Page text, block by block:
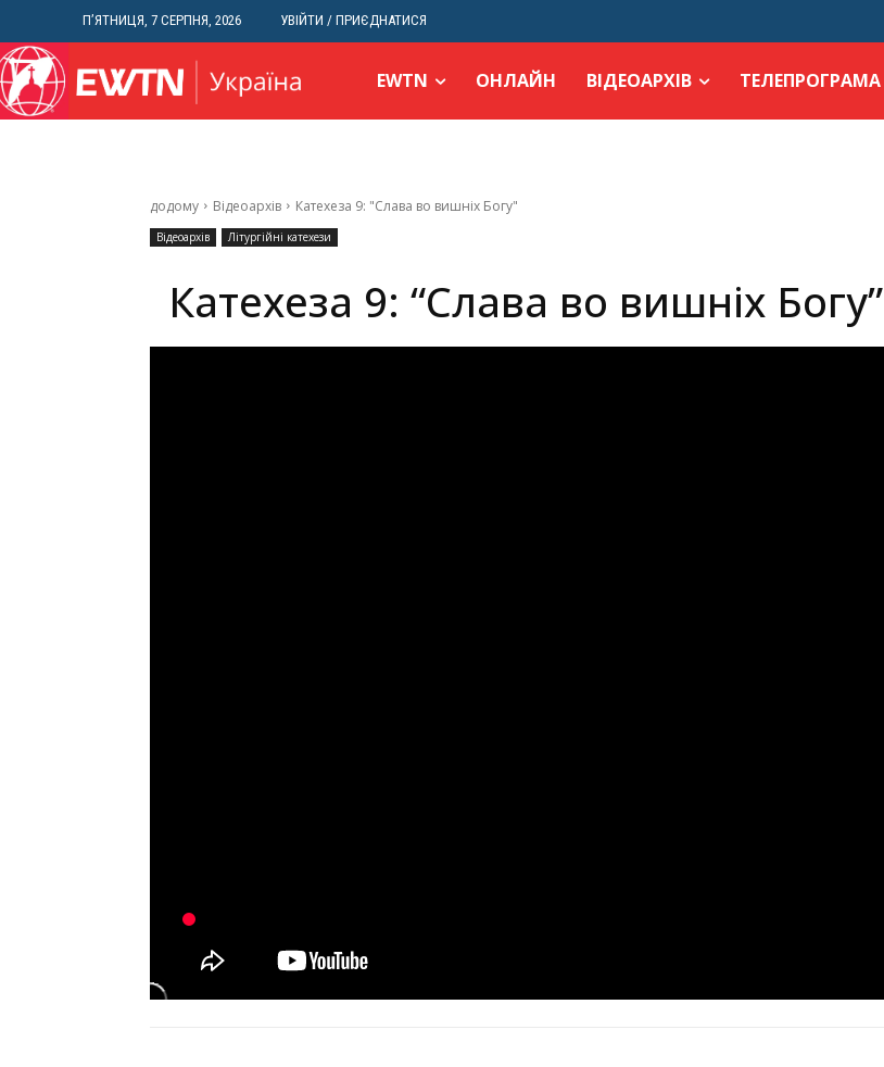
П’ЯТНИЦЯ, 7 СЕРПНЯ, 2026 УВІЙТИ / ПРИЄДНАТИСЯ
EWTN ОНЛАЙН ВІДЕОАРХІВ ТЕЛЕПРОГРАМА
додому Відеоархів Катехеза 9: "Слава во вишніх Богу"
Відеоархів Літургійні катехези
Катехеза 9: “Слава во вишніх Богу”